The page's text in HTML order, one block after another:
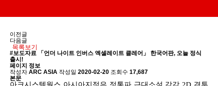
이전글
다음글
목록보기
#보도자료
「언더 나이트 인버스 엑셀레이트 클레어」 한국어판, 오늘 정식
출시!
페이지 정보
작성자 ARC ASIA 작성일 2020-02-20 조회수 17,687
본문
아크시스템웍스 아시아지점은 정통파 근대소설 감각 2D 격투